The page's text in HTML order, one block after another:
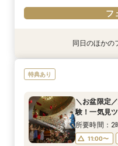
フ
8/12(水)
＼お盆限定
11:00〜
14:00〜
18:00〜
同日のほかの
特典あり
＼お盆限定
験！一気見
所要時間：2
11:00〜